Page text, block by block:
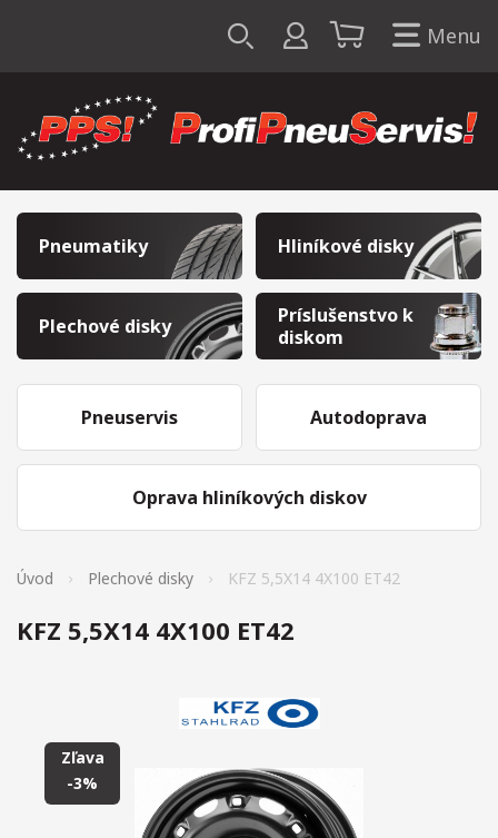
Menu
Pneumatiky Hliníkové disky
Plechové disky
Príslušenstvo k
diskom
Pneuservis
Oprava hliníkových diskov
Autodoprava
Úvod Plechové disky KFZ 5,5X14 4X100 ET42
KFZ 5,5X14 4X100 ET42
Zľava
-3%